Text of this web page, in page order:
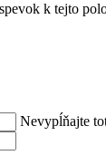
k tejto
Nevypĺňajte